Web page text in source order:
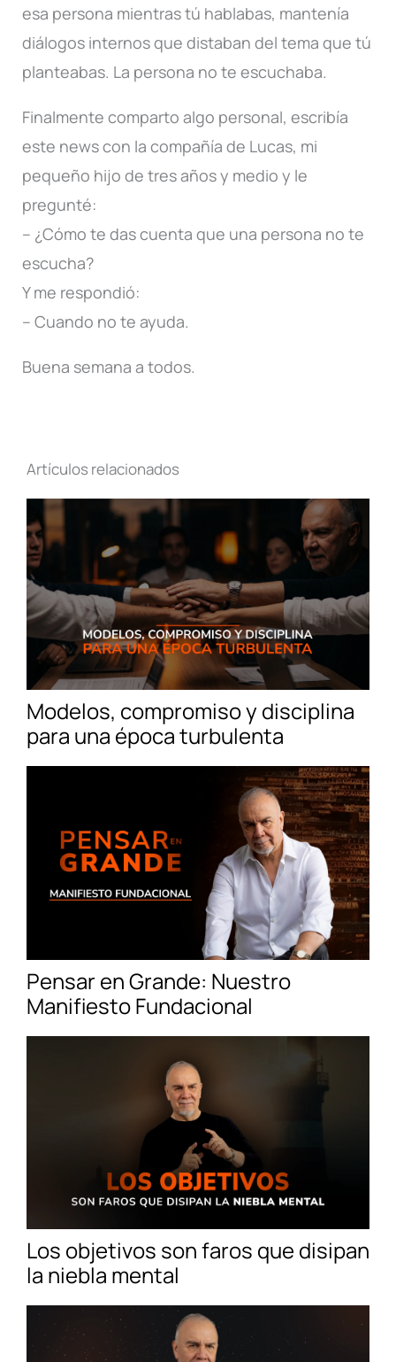
esa persona mientras tú hablabas, mantenía
diálogos internos que distaban del tema que tú
planteabas. La persona no te escuchaba.
Finalmente comparto algo personal, escribía
este news con la compañía de Lucas, mi
pequeño hijo de tres años y medio y le
pregunté:
– ¿Cómo te das cuenta que una persona no te
escucha?
Y me respondió:
– Cuando no te ayuda.
Buena semana a todos.
Artículos relacionados
Modelos, compromiso y disciplina
para una época turbulenta
Pensar en Grande: Nuestro
Manifiesto Fundacional
Los objetivos son faros que disipan
la niebla mental